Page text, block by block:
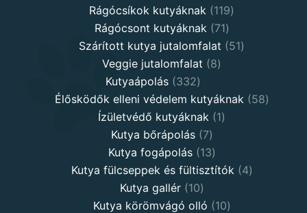
products
Rágócsíkok kutyáknak 119119
Rágócsont kutyáknak 7171
products
Szárított kutya jutalomfalat 5151
Veggie jutalomfalat 88
Kutyaápolás 332332
products
Élősködők elleni védelem kutyáknak 5858
Ízületvédő kutyáknak 11
Kutya bőrápolás 77
products
Kutya fogápolás 1313
products
Kutya fülcseppek és fültisztítók 44
Kutya gallér 1010
products
Kutya körömvágó olló 1010